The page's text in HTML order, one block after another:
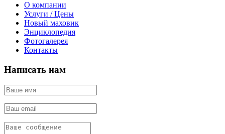
О компании
Услуги / Цены
Новый маховик
Энциклопедия
Фотогалерея
Контакты
Написать нам